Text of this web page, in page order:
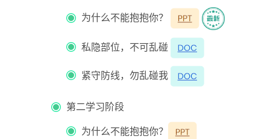
为什么不能抱抱你？
私隐部位，不可乱碰
紧守防线，勿乱碰我
第二学习阶段
为什么不能抱抱你？